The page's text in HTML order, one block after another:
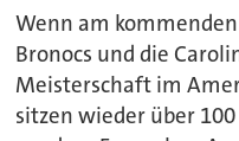
Wenn am
Bronocs und die
Meisterschaft im
sitzen wieder über